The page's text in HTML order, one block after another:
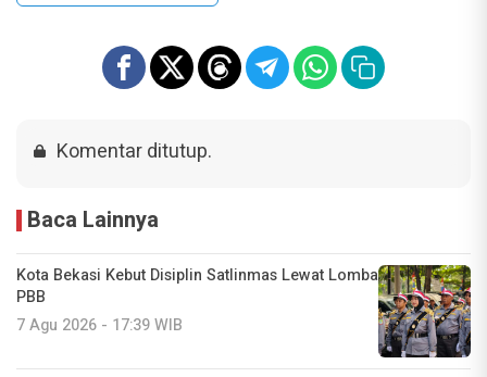
Komentar ditutup.
Baca Lainnya
Kota Bekasi Kebut Disiplin Satlinmas Lewat Lomba
PBB
7 Agu 2026 - 17:39 WIB